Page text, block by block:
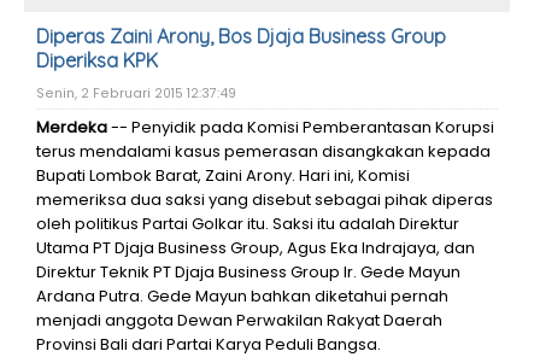
Diperas Zaini Arony, Bos Djaja Business Group
Diperiksa KPK
Senin, 2 Februari 2015 12:37:49
Merdeka-- Penyidik pada Komisi Pemberantasan Korupsi
terus mendalami kasus pemerasan disangkakan kepada
Bupati Lombok Barat, Zaini Arony. Hari ini, Komisi
memeriksa dua saksi yang disebut sebagai pihak diperas
oleh politikus Partai Golkar itu. Saksi itu adalah Direktur
Utama PT Djaja Business Group, Agus Eka Indrajaya, dan
Direktur Teknik PT Djaja Business Group Ir. Gede Mayun
Ardana Putra. Gede Mayun bahkan diketahui pernah
menjadi anggota Dewan Perwakilan Rakyat Daerah
Provinsi Bali dari Partai Karya Peduli Bangsa.